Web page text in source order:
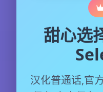
甜心选
汉化普通话,官